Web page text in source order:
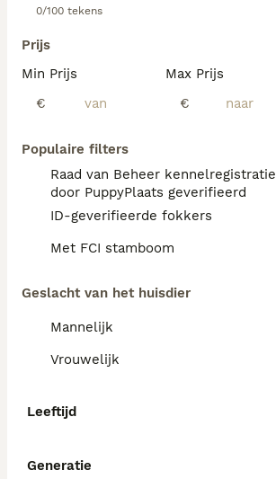
0/100 tekens
Prijs
Min Prijs
€
Max Prijs
€
Populaire filters
Raad van Beheer kennelregistratie
door PuppyPlaats geverifieerd
ID-geverifieerde fokkers
Met FCI stamboom
Geslacht van het huisdier
Mannelijk
Vrouwelijk
Leeftijd
Generatie